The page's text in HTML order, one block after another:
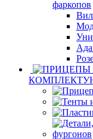
фаркопов